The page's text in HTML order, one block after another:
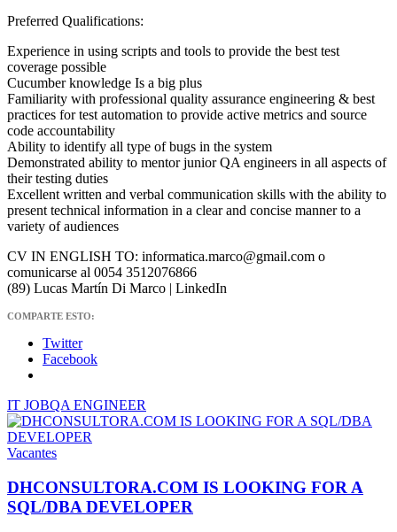
Preferred Qualifications:
Experience in using scripts and tools to provide the best test
coverage possible
Cucumber knowledge Is a big plus
Familiarity with professional quality assurance engineering & best
practices for test automation to provide active metrics and source
code accountability
Ability to identify all type of bugs in the system
Demonstrated ability to mentor junior QA engineers in all aspects of
their testing duties
Excellent written and verbal communication skills with the ability to
present technical information in a clear and concise manner to a
variety of audiences
CV IN ENGLISH TO: informatica.marco@gmail.com o
comunicarse al 0054 3512076866
(89) Lucas Martín Di Marco | LinkedIn
COMPARTE ESTO:
Twitter
Facebook
IT JOBQA ENGINEER
Vacantes
DHCONSULTORA.COM IS LOOKING FOR A
SQL/DBA DEVELOPER